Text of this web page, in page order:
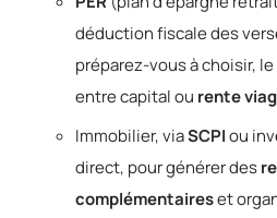
déduction fiscale des
préparez-vous à choisir,
entre capital ou rente
Immobilier, viaSCPIou
direct, pour générer des
complémentaireset